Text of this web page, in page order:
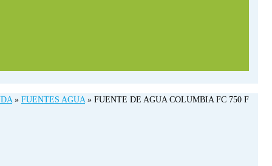
» FUENTES AGUA » FUENTE DE AGUA COLUMBIA FC 750 F